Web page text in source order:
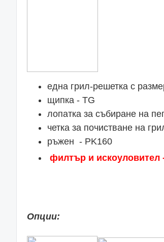
една грил-решетка с
щипка
лопатка за събиране
четка за почистване на
ръжен - PK160
филтър и искоуловител
Опции: